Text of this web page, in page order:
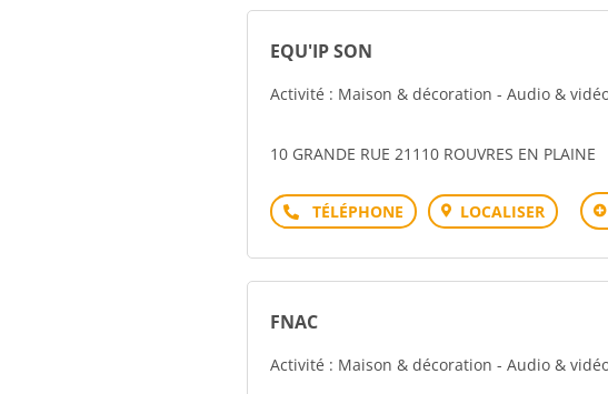
EQU'IP SON
Activité : Maison & décoration - Audio &
10 GRANDE RUE 21110 ROUVRES EN PLAINE
Téléphone LOCALISER
FNAC
Activité : Maison & décoration - Audio &